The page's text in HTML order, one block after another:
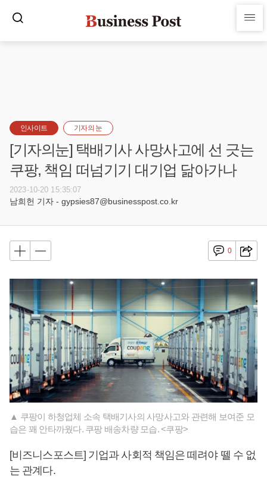
인사이트 기자의 눈
[기자의눈] 택배기사 사망사고에 선 긋는
쿠팡, 책임 떠넘기기 대기업 닮아가나
2023-10-20 15:35:07
남희헌 기자 - gypsies87@businesspost.co.kr
0
▲ 쿠팡이 하청업체 소속 택배기사의 사망사고와 관련해 보여준 모
습은 꽤 안타까웠다. 쿠팡 배송차량 모습. <쿠팡>
[비즈니스포스트] 기업과 사회적 책임은 떼려야 뗄 수 없
는 관계다.